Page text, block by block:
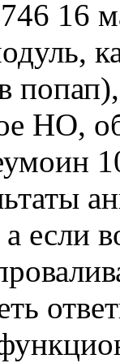
16
НО,
если